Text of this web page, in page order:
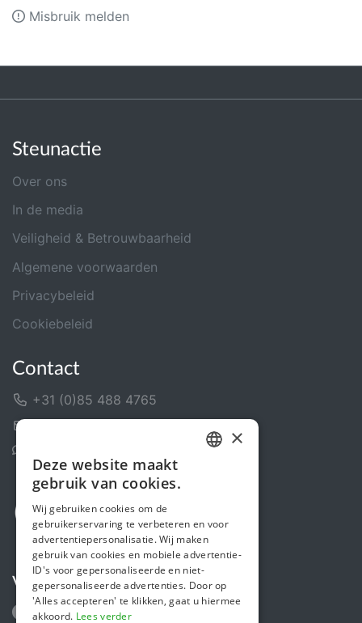
Misbruik melden
Steunactie
Over ons
In de media
Veiligheid & Betrouwbaarheid
Algemene voorwaarden
Privacybeleid
Cookiebeleid
Contact
+31 (0)85 488 4765
Volg ons
ENGLISH
×
Deze website maakt
gebruik van cookies.
Wij gebruiken cookies om de
gebruikerservaring te verbeteren en voor
advertentiepersonalisatie. Wij maken
gebruik van cookies en mobiele advertentie-
ID's voor gepersonaliseerde en niet-
gepersonaliseerde advertenties. Door op
'Alles accepteren' te klikken, gaat u hiermee
akkoord. Lees verder